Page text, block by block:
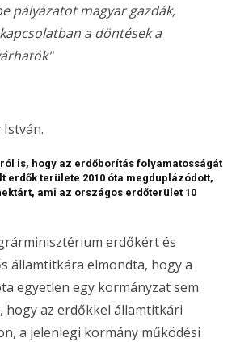
pályázatot magyar gazdák,
a döntések a
"
is, hogy az erdőborítás folyamatosságát
erdők területe 2010 óta megduplázódott,
ami az országos erdőterület 10
erdőkért és
államtitkára elmondta, hogy a
egyetlen egy kormányzat sem
az erdőkkel államtitkári
a jelenlegi kormány működési